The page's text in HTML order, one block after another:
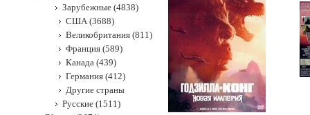
Зарубежные (4838)
США (3688)
Великобритания (811)
Франция (589)
Канада (439)
Германия (412)
Другие страны
Русские (1511)